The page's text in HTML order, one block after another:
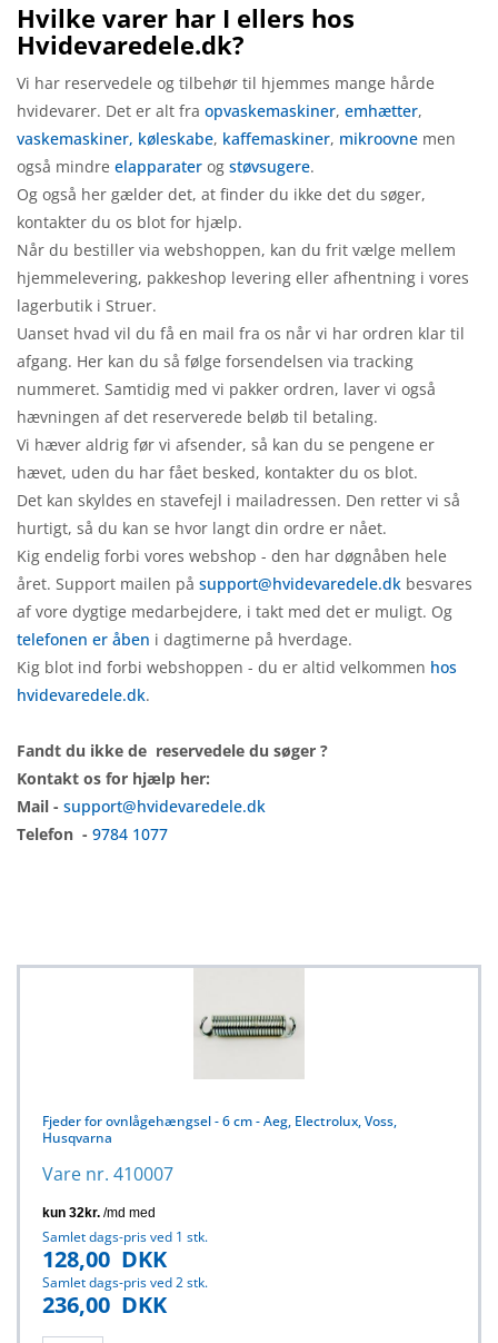
Hvilke varer har I ellers hos
Hvidevaredele.dk?
Vi har reservedele og tilbehør til hjemmes mange hårde
hvidevarer. Det er alt fra opvaskemaskiner, emhætter,
vaskemaskiner, køleskabe, kaffemaskiner, mikroovne men
også mindre elapparater og støvsugere.
Og også her gælder det, at finder du ikke det du søger,
kontakter du os blot for hjælp.
Når du bestiller via webshoppen, kan du frit vælge mellem
hjemmelevering, pakkeshop levering eller afhentning i vores
lagerbutik i Struer.
Uanset hvad vil du få en mail fra os når vi har ordren klar til
afgang. Her kan du så følge forsendelsen via tracking
nummeret. Samtidig med vi pakker ordren, laver vi også
hævningen af det reserverede beløb til betaling.
Vi hæver aldrig før vi afsender, så kan du se pengene er
hævet, uden du har fået besked, kontakter du os blot.
Det kan skyldes en stavefejl i mailadressen. Den retter vi så
hurtigt, så du kan se hvor langt din ordre er nået.
Kig endelig forbi vores webshop - den har døgnåben hele
året. Support mailen på support@hvidevaredele.dk besvares
af vore dygtige medarbejdere, i takt med det er muligt. Og
telefonen er åben i dagtimerne på hverdage.
Kig blot ind forbi webshoppen - du er altid velkommen hos
hvidevaredele.dk.
Fandt du ikke de reservedele du søger ?
Kontakt os for hjælp her:
Mail - support@hvidevaredele.dk
Telefon - 9784 1077
Fjeder for ovnlågehængsel - 6 cm - Aeg, Electrolux, Voss,
Husqvarna
Vare nr. 410007
Samlet dags-pris ved 1 stk.
128,00 DKK
Samlet dags-pris ved 2 stk.
236,00 DKK